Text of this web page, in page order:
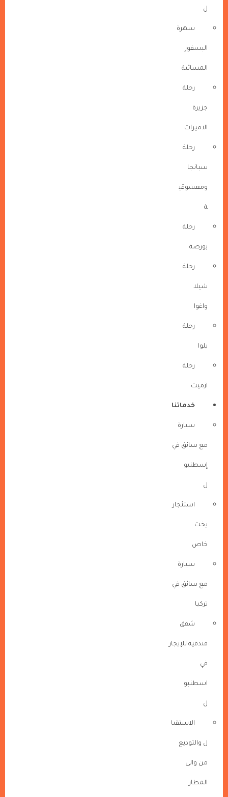
ل
سهرة
البسفور
المسائية
رحلة
جزيرة
الاميرات
رحلة
سبانجا
ومعشوقي
ة
رحلة
بورصة
رحلة
شيلا
واغوا
رحلة
يلوا
رحلة
ازميت
خدماتنا
سيارة
مع سائق في
إسطنبو
ل
استئجار
يخت
خاص
سيارة
مع سائق في
تركيا
شقق
فندقية للإيجار
في
اسطنبو
ل
الاستقبا
ل والتوديع
من والى
المطار